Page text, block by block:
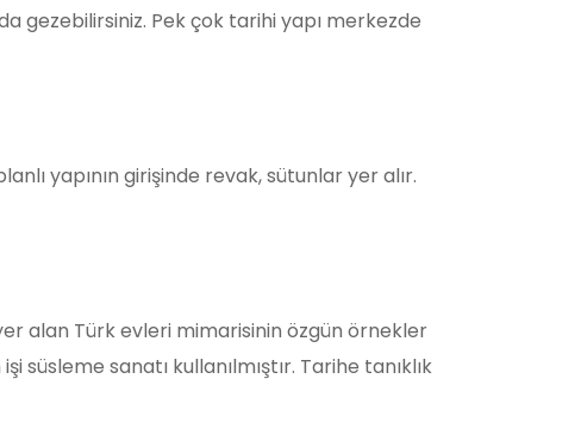
gezebilirsiniz. Pek çok tarihi yapı merkezde
yapının girişinde revak, sütunlar yer alır.
alan Türk evleri mimarisinin özgün örnekler
süsleme sanatı kullanılmıştır. Tarihe tanıklık